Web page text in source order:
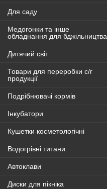
Для саду
Медогонки та інше
обладнання для бджільництва
Дитячий світ
Товари для переробки с/г
продукції
Подрібнювачі кормів
Інкубатори
Кушетки косметологічні
Водогрівні титани
Автоклави
Диски для пікніка